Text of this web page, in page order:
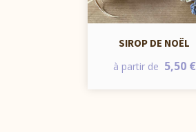
SIROP DE NOËL
à partir de 5,50 €